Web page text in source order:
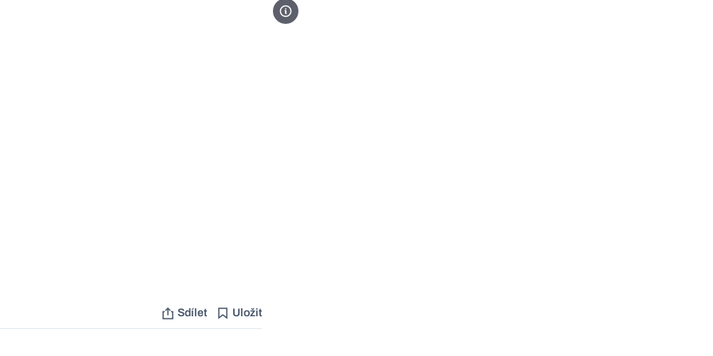
Foto Warhorse Studios
Sdílet Uložit